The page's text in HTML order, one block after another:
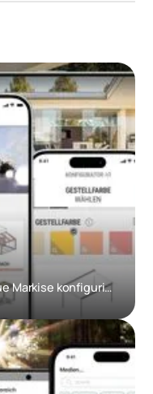
Spielend einfach die neue Markise konfigurieren und testen